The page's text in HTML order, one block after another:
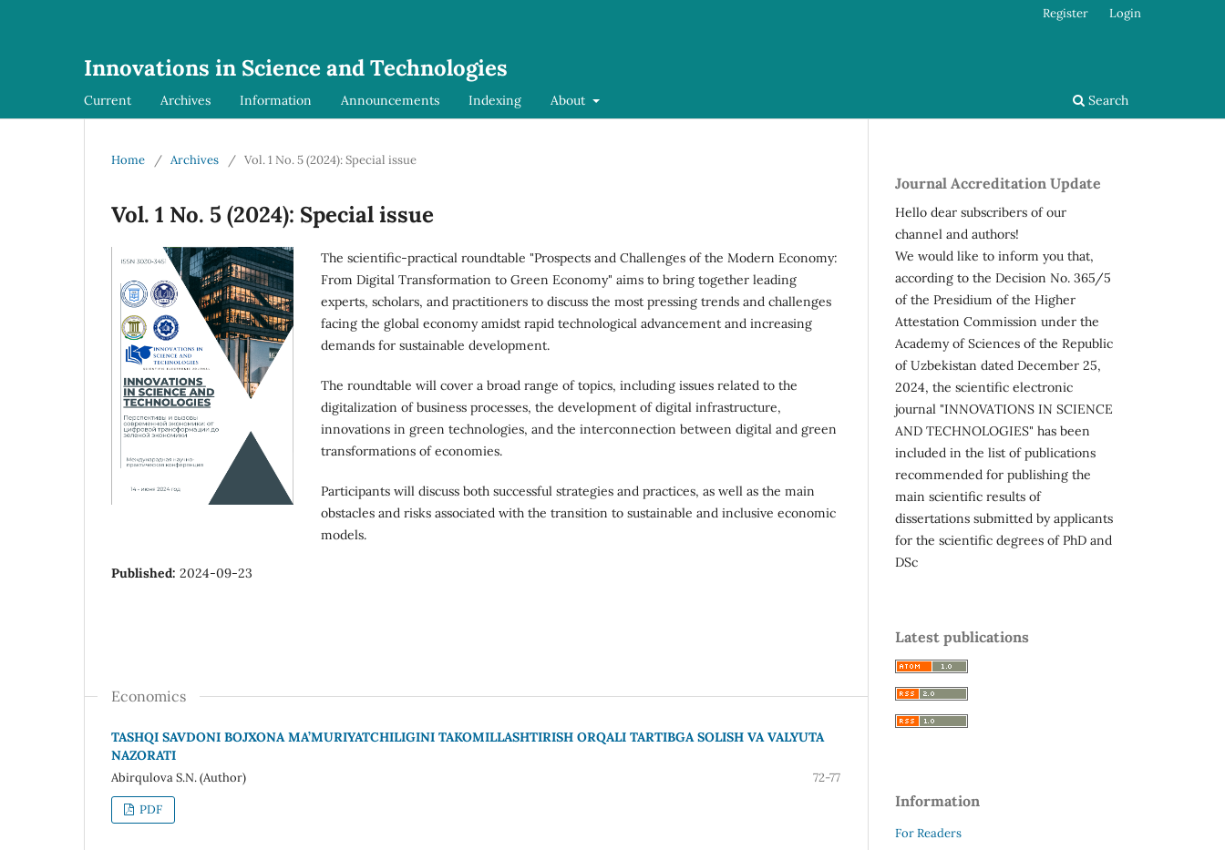
Innovations in Science and Technologies
Current Archives Information Announcements Indexing About Search
Register Login
Home / Archives / Vol. 1 No. 5 (2024): Special issue
Vol. 1 No. 5 (2024): Special issue
The scientific-practical roundtable "Prospects and Challenges of the Modern Economy:
From Digital Transformation to Green Economy" aims to bring together leading
experts, scholars, and practitioners to discuss the most pressing trends and challenges
facing the global economy amidst rapid technological advancement and increasing
demands for sustainable development.
The roundtable will cover a broad range of topics, including issues related to the
digitalization of business processes, the development of digital infrastructure,
innovations in green technologies, and the interconnection between digital and green
transformations of economies.
Participants will discuss both successful strategies and practices, as well as the main
obstacles and risks associated with the transition to sustainable and inclusive economic
models.
Published: 2024-09-23
Economics
TASHQI SAVDONI BOJXONA MA’MURIYATCHILIGINI TAKOMILLASHTIRISH ORQALI TARTIBGA SOLISH VA VALYUTA
NAZORATI
Abirqulova S.N. (Author) 72-77
PDF
Journal Accreditation Update
Hello dear subscribers of our
channel and authors!
We would like to inform you that,
according to the Decision No. 365/5
of the Presidium of the Higher
Attestation Commission under the
Academy of Sciences of the Republic
of Uzbekistan dated December 25,
2024, the scientific electronic
journal "INNOVATIONS IN SCIENCE
AND TECHNOLOGIES" has been
included in the list of publications
recommended for publishing the
main scientific results of
dissertations submitted by applicants
for the scientific degrees of PhD and
DSc
Latest publications
Information
For Readers